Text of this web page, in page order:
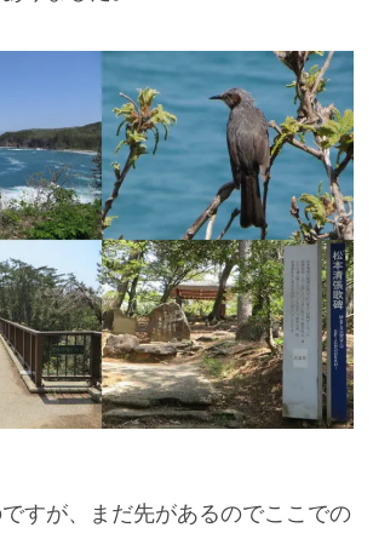
すが、まだ先があるのでここでの